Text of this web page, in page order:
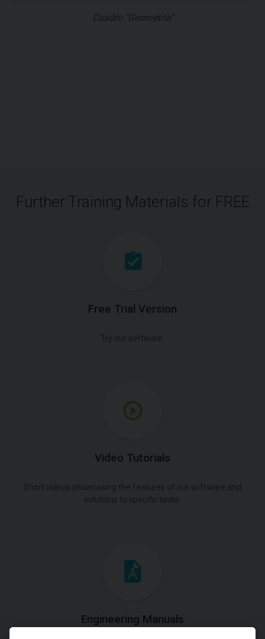
Cuadro "Geometría"
Further Training Materials for FREE
Free Trial Version
Video Tutorials
Engineering Manuals